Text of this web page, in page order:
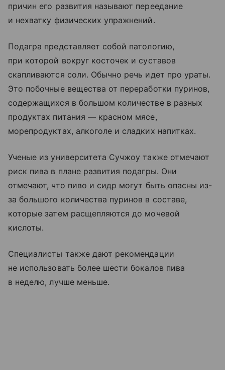
причин его развития называют переедание
и нехватку физических упражнений.
Подагра представляет собой патологию,
при которой вокруг косточек и суставов
скапливаются соли. Обычно речь идет про ураты.
Это побочные вещества от переработки пуринов,
содержащихся в большом количестве в разных
продуктах питания — красном мясе,
морепродуктах, алкоголе и сладких напитках.
Ученые из университета Сучжоу также отмечают
риск пива в плане развития подагры. Они
отмечают, что пиво и сидр могут быть опасны из-
за большого количества пуринов в составе,
которые затем расщепляются до мочевой
кислоты.
Специалисты также дают рекомендации
не использовать более шести бокалов пива
в неделю, лучше меньше.